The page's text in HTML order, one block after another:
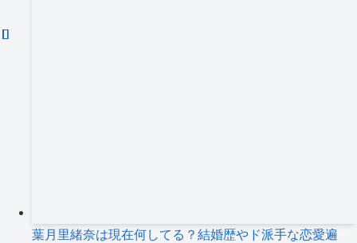
葉月里緒奈は現在何してる？結婚歴やド派手な恋愛遍